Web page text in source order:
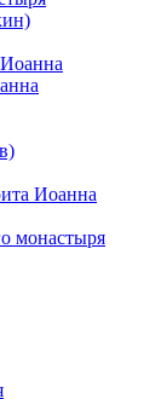
Иоанна
монастыря